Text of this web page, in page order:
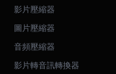
影片壓縮器
圖片壓縮器
音頻壓縮器
影片轉音訊轉換器